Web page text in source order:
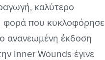
καλύτερο
φορά που κυκλοφόρησε
ανανεωμένη έκδοση
Inner Wounds έγινε